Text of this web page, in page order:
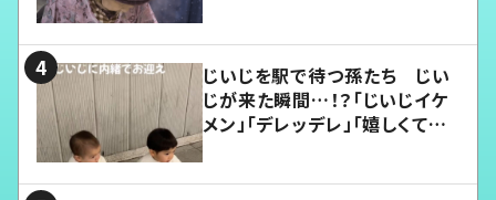
じいじを駅で待つ孫たち じい
じが来た瞬間…！？「じいじイケ
メン」「デレッデレ」「嬉しくて可